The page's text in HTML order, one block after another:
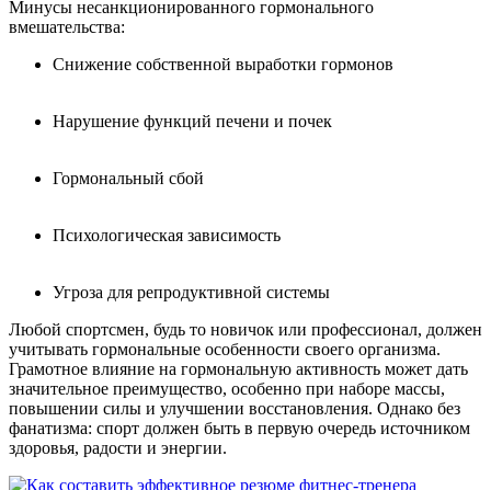
Минусы несанкционированного гормонального
вмешательства:
Снижение собственной выработки гормонов
Нарушение функций печени и почек
Гормональный сбой
Психологическая зависимость
Угроза для репродуктивной системы
Любой спортсмен, будь то новичок или профессионал, должен
учитывать гормональные особенности своего организма.
Грамотное влияние на гормональную активность может дать
значительное преимущество, особенно при наборе массы,
повышении силы и улучшении восстановления. Однако без
фанатизма: спорт должен быть в первую очередь источником
здоровья, радости и энергии.